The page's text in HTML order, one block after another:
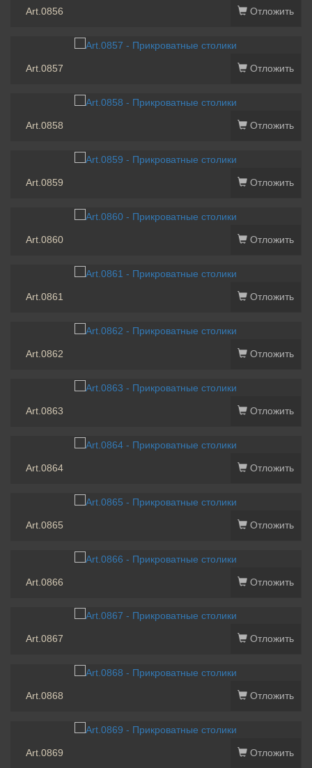
Art.0856 Отложить
Art.0857 Отложить
Art.0858 Отложить
Art.0859 Отложить
Art.0860 Отложить
Art.0861 Отложить
Art.0862 Отложить
Art.0863 Отложить
Art.0864 Отложить
Art.0865 Отложить
Art.0866 Отложить
Art.0867 Отложить
Art.0868 Отложить
Art.0869 Отложить